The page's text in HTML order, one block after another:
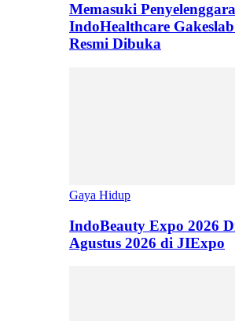
Memasuki
IndoHealthcare
Resmi Dibuka
Gaya Hidup
IndoBeauty Expo 2026
Agustus 2026 di JIExpo